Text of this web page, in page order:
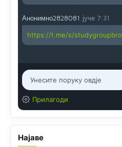
Анонимно2828081 јуче 7:31
https://t.me/s/studygroupbro
Прилагоди
Најаве